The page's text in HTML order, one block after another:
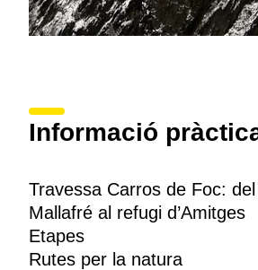
Informació
Travessa Carros de Foc:
Mallafré al refugi d’Amitges
Etapes
Rutes per la natura